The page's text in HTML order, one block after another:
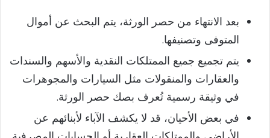
بعد الانتهاء من حصر الورثة، يتم البحث عن أموال
المتوفى وتصنيفها.
يتم تجميع جميع الممتلكات النقدية والأسهم والسندات
والعقارات والمنقولات مثل السيارات والمجوهرات
في وثيقة رسمية تُعرف بصك حصر الورثة.
في بعض الأحيان، قد لا يكشف الآباء لأبنائهم عن